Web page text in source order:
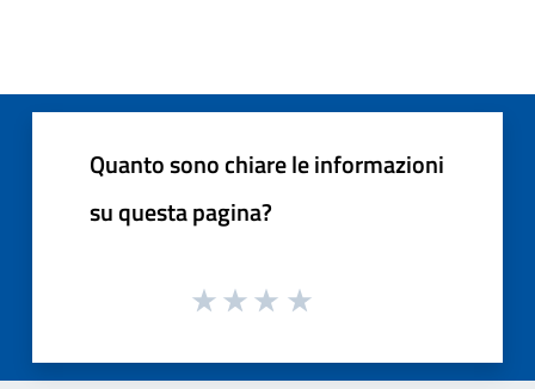
Quanto sono chiare le informazioni
su questa pagina?